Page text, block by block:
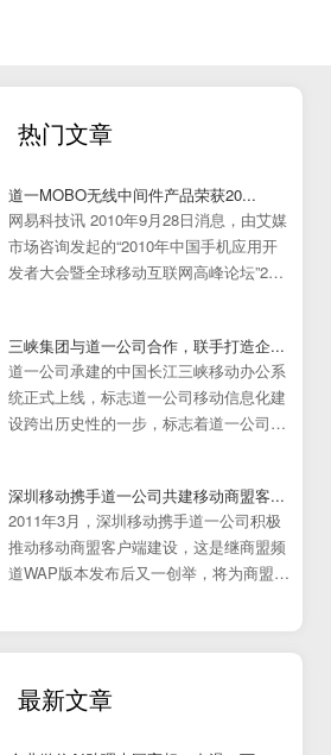
热门文章
道一MOBO无线中间件产品荣获20...
网易科技讯 2010年9月28日消息，由艾媒
市场咨询发起的“2010年中国手机应用开
发者大会暨全球移动互联网高峰论坛”25
三峡集团与道一公司合作，联手打造企...
道一公司承建的中国长江三峡移动办公系
统正式上线，标志道一公司移动信息化建
设跨出历史性的一步，标志着道一公司移
深圳移动携手道一公司共建移动商盟客...
2011年3月，深圳移动携手道一公司积极
推动移动商盟客户端建设，这是继商盟频
道WAP版本发布后又一创举，将为商盟频
最新文章